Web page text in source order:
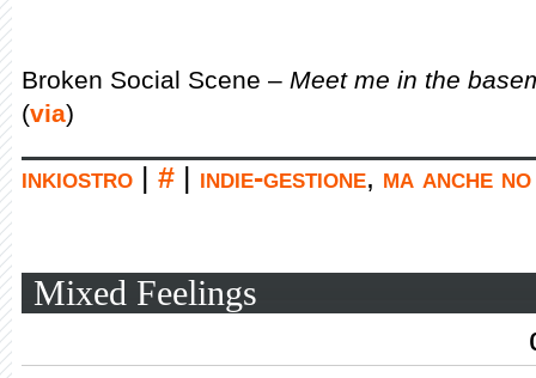
Broken Social Scene – Meet me in the
(via)
inkiostro # indie-gestione, ma anche no
Mixed Feelings